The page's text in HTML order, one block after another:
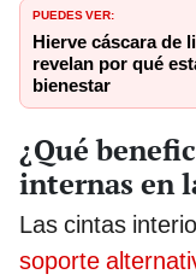
PUEDES VER:
Hierve cáscara de
revelan por qué
bienestar
¿Qué
internas en
Las cintas
soporte